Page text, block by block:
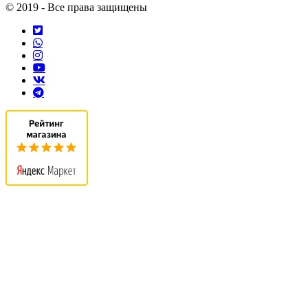
© 2019 - Все права защищены